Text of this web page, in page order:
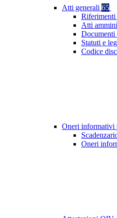
Atti generali 65
Riferimenti
Atti
Documenti
Statuti e
Codice
Oneri informativi
Oneri